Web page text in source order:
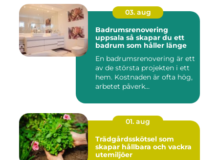
03. aug
Badrumsrenovering
uppsala så skapar du ett
badrum som håller länge
En badrumsrenovering är ett
av de största projekten i ett
hem. Kostnaden är ofta hög,
arbetet påverk...
01. aug
Trädgårdsskötsel som
skapar hållbara och vackra
utemiljöer